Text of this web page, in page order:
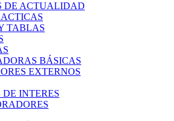
DE ACTUALIDAD
TABLAS
BÁSICAS
EXTERNOS
INTERES